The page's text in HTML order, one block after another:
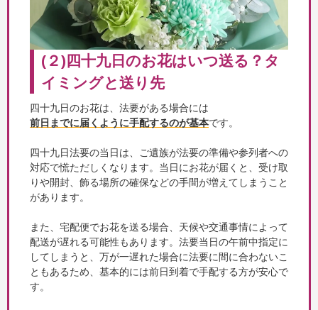
(２)四十九日のお花はいつ送る？タ
イミングと送り先
四十九日のお花は、法要がある場合には
前日までに届くように手配するのが基本です。
四十九日法要の当日は、ご遺族が法要の準備や参列者への
対応で慌ただしくなります。当日にお花が届くと、受け取
りや開封、飾る場所の確保などの手間が増えてしまうこと
があります。
また、宅配便でお花を送る場合、天候や交通事情によって
配送が遅れる可能性もあります。法要当日の午前中指定に
してしまうと、万が一遅れた場合に法要に間に合わないこ
ともあるため、基本的には前日到着で手配する方が安心で
す。